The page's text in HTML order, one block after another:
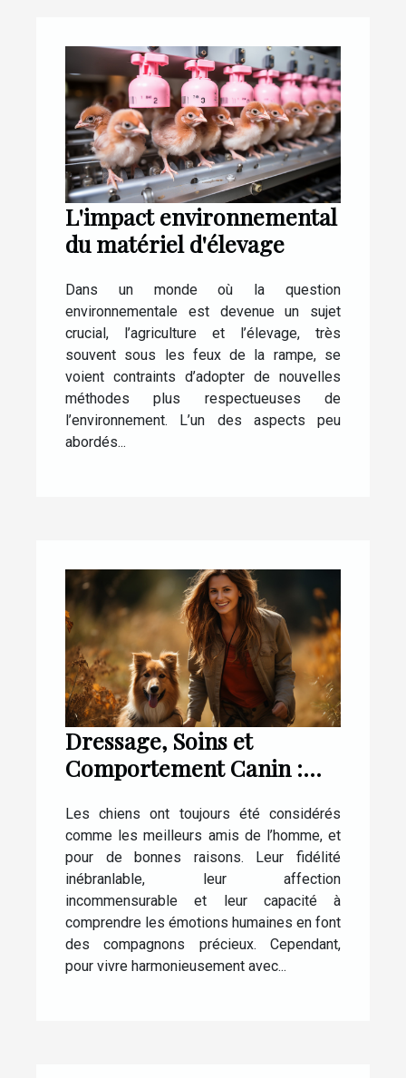
L'impact environnemental
du matériel d'élevage
Dans un monde où la question
environnementale est devenue un sujet
crucial, l’agriculture et l’élevage, très
souvent sous les feux de la rampe, se
voient contraints d’adopter de nouvelles
méthodes plus respectueuses de
l’environnement. L’un des aspects peu
abordés...
Dressage, Soins et
Comportement Canin :
Savoir
Les chiens ont toujours été considérés
comme les meilleurs amis de l’homme, et
pour de bonnes raisons. Leur fidélité
inébranlable, leur affection
incommensurable et leur capacité à
comprendre les émotions humaines en font
des compagnons précieux. Cependant,
pour vivre harmonieusement avec...